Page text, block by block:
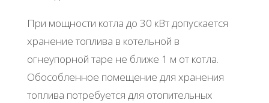
При мощности котла до 30 кВт допускается
хранение топлива в котельной в
огнеупорной таре не ближе 1 м от котла.
Обособленное помещение для хранения
топлива потребуется для отопительных